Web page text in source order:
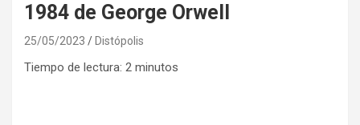
1984 de George Orwell
25/05/2023 Distópolis
Tiempo de lectura: 2 minutos